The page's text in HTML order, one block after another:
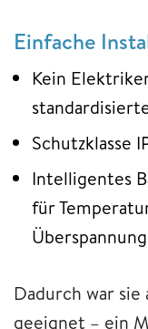
Einfache
Kein
Schutzklasse
Intelligentes
für
Dadurch war
geeignet – ein